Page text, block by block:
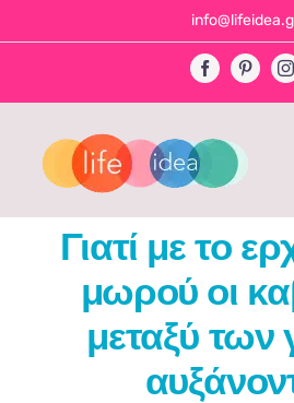
to
Facebook
Γιατί με το
μωρού οι
μεταξύ των